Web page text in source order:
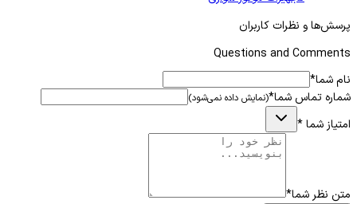
پرسش‌ها و نظرات کاربران
Questions and Comments
نام شما*
شماره تماس شما*(نمایش داده نمی‌شود)
امتیاز شما*
متن نظر شما*